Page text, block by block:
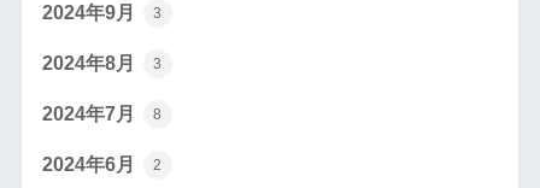
2024年9月 3
2024年8月 3
2024年7月 8
2024年6月 2